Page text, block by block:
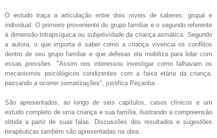
O estudo traça a articulação entre dois níveis de saberes: grupal e
individual. O primeiro proveniente do grupo familiar e o segundo referente
à dimensão intrapsíquica ou subjetividade da criança asmática. Segundo
a autora, o que importa é saber como a criança vivencia os conflitos
dentro de seu grupo familiar e que defesas ela mobiliza para lidar com
essas pressões. "Assim nos interessou investigar como falhavam os
mecanismos psicológicos condizentes com a faixa etária da criança,
passando a ocorrer somatizações", justifica Peçanha.
São apresentados, ao longo de seis capítulos, casos clínicos e um
estudo completo de uma criança e sua família, ilustrando a compreensão
obtida a partir de suas falas. Discussões dos resultados e sugestões
terapêuticas também são apresentadas na obra.